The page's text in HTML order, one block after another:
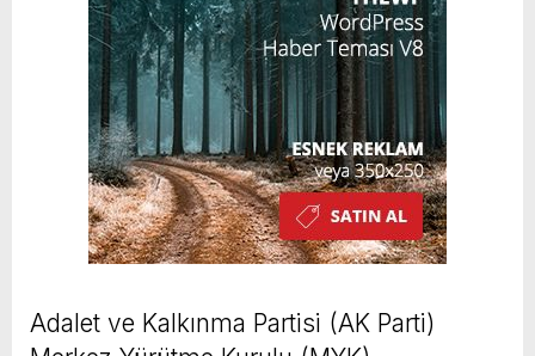
Adalet ve Kalkınma Partisi (AK Parti)